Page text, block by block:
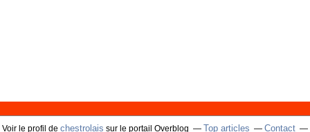
Voir le profil de chestrolais sur le portail Overblog Top articles Contact